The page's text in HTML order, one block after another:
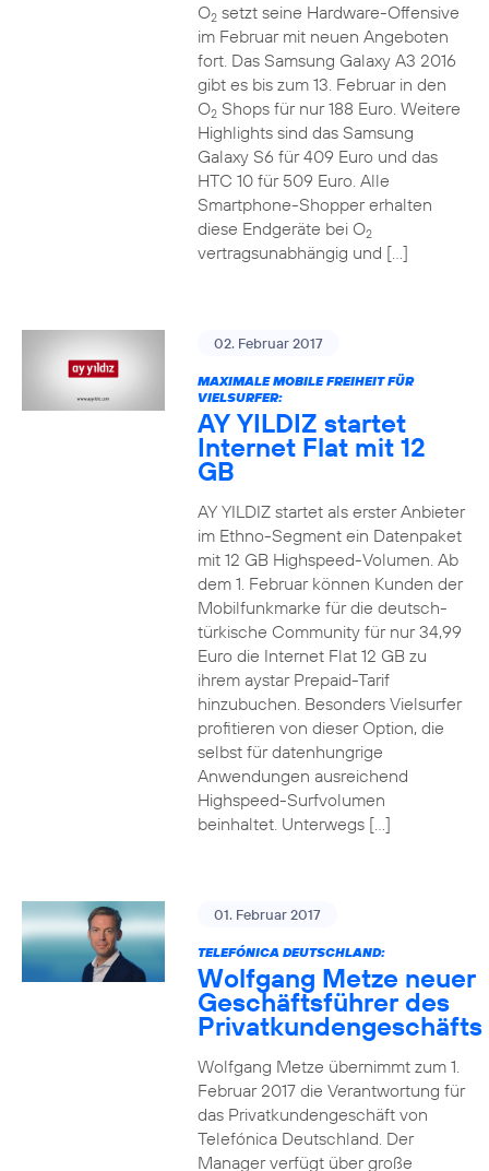
O2setzt seine Hardware-Offensive
im Februar mit neuen Angeboten
fort. Das Samsung Galaxy A3 2016
gibt es bis zum 13. Februar in den
O2Shops für nur 188 Euro. Weitere
Highlights sind das Samsung
Galaxy S6 für 409 Euro und das
HTC 10 für 509 Euro. Alle
Smartphone-Shopper erhalten
diese Endgeräte bei O2
vertragsunabhängig und […]
02. Februar 2017
MAXIMALE MOBILE FREIHEIT FÜR
VIELSURFER:
AY YILDIZ startet
Internet Flat mit 12
GB
AY YILDIZ startet als erster Anbieter
im Ethno-Segment ein Datenpaket
mit 12 GB Highspeed-Volumen. Ab
dem 1. Februar können Kunden der
Mobilfunkmarke für die deutsch-
türkische Community für nur 34,99
Euro die Internet Flat 12 GB zu
ihrem aystar Prepaid-Tarif
hinzubuchen. Besonders Vielsurfer
profitieren von dieser Option, die
selbst für datenhungrige
Anwendungen ausreichend
Highspeed-Surfvolumen
beinhaltet. Unterwegs […]
01. Februar 2017
TELEFÓNICA DEUTSCHLAND:
Wolfgang Metze neuer
Geschäftsführer des
Privatkundengeschäfts
Wolfgang Metze übernimmt zum 1.
Februar 2017 die Verantwortung für
das Privatkundengeschäft von
Telefónica Deutschland. Der
Manager verfügt über große